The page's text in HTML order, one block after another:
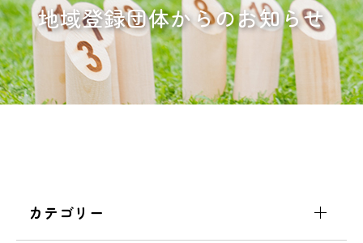
地域登録団体からのお知らせ
カテゴリー